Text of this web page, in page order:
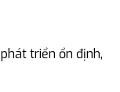
triển ổn định,